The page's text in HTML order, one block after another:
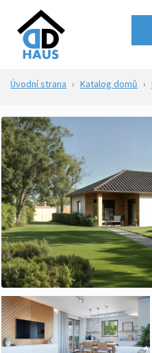
Úvodní strana Katalog domů